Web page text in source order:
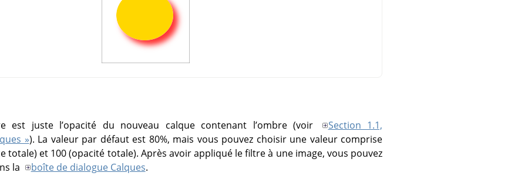
est juste l’opacité du nouveau calque contenant l’ombre (voir
Section 1.1,
»). La valeur par défaut est 80%, mais vous pouvez choisir une valeur comprise
totale) et 100 (opacité totale). Après avoir appliqué le filtre à une image, vous pouvez
la
boîte de dialogue Calques.